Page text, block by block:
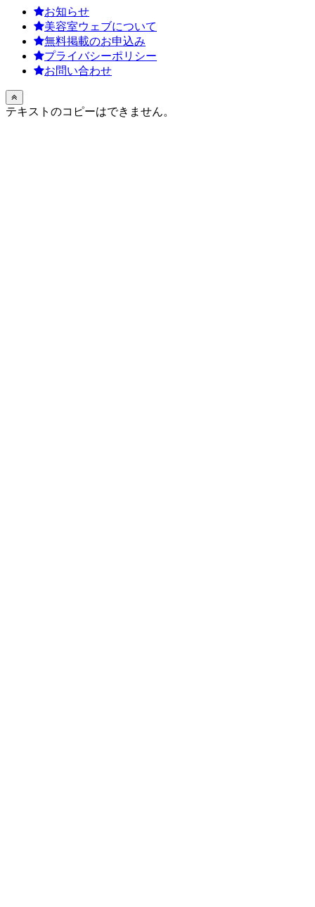
お知らせ
美容室ウェブについて
無料掲載のお申込み
プライバシーポリシー
お問い合わせ
テキストのコピーはできません。